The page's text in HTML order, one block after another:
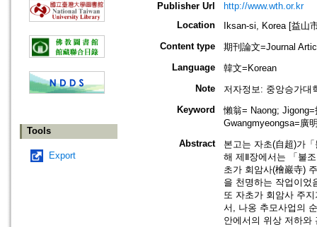
Tools
Export
Publisher Url
http://www.wth.or.kr
Location
Iksan-si, Korea [益山
Content type
期刊論文=Journal
Language
韓文=Korean
Note
저자정보: 중앙승가대
Keyword
懶翁= Naong;
Gwangmyeongsa=廣
Abstract
본고는 자초(自超)가
해 제Ⅱ장에서는 「불
초가 회암사(檜巖寺)
을 천명하는 작업이었
또 자초가 회암사 주
서, 나옹 추모사업의
안에서의 위상 저하와